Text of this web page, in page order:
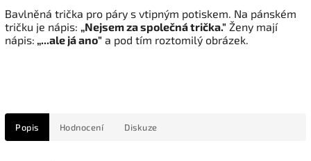
Bavlněná trička pro páry s vtipným potiskem. Na pánském
tričku je nápis: „Nejsem za společná trička." Ženy mají
nápis: „...ale já ano" a pod tím roztomilý obrázek.
Popis Hodnocení Diskuze